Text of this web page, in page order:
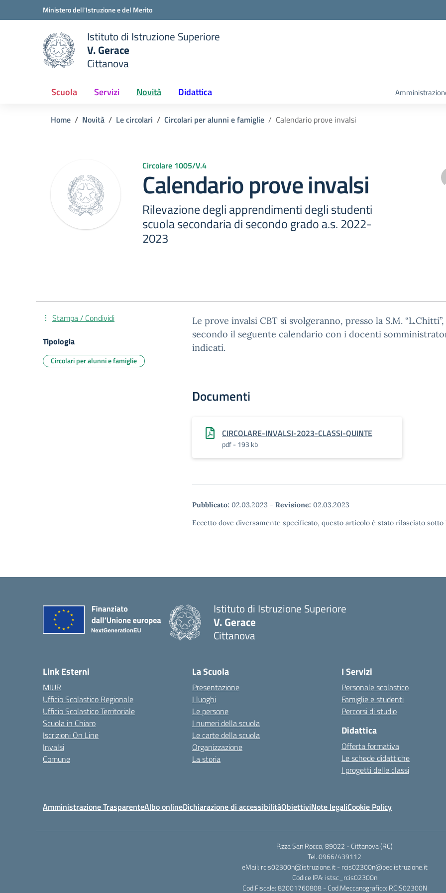
Vai ai contenuti
Vai al menu di navigazioneMinistero dell'Istruzione e del Merito
scuola
Istituto di Istruzione Superiore
V. Gerace
Cittanova
Scuola Servizi Novità Didattica
Home Novità Le circolari Circolari per alunni e famiglie Calendario prove invalsi
Circolare 1005/V.4
Calendario prove invalsi
Rilevazione degli apprendimenti degli studenti
scuola secondaria di secondo grado a.s. 2022-
2023
Le prove invalsi CBT si svolgeranno, presso la S.M. “L.Chitti”,
secondo il seguente calendario con i docenti
indicati.
Documenti
CIRCOLARE-INVALSI-2023-CLASSI-QUINTE
pdf - 193 kb
Pubblicato: 02.03.2023 - Revisione: 02.03.2023
Eccetto dove diversamente specificato, questo articolo è stato rilasciato
Stampa / Condividi
Tipologia
Circolari per alunni e famiglie
Istituto di Istruzione Superiore
V. Gerace
Cittanova
Link Esterni
MIUR
Ufficio Scolastico Regionale
Ufficio Scolastico Territoriale
Scuola in Chiaro
Iscrizioni On Line
Invalsi
Comune
La Scuola
Presentazione
I luoghi
Le persone
I numeri della scuola
Le carte della scuola
Organizzazione
La storia
I Servizi
Personale scolastico
Famiglie e studenti
Percorsi di studio
Didattica
Offerta formativa
Le schede didattiche
I progetti delle classi
Amministrazione TrasparenteAlbo onlineDichiarazione di accessibilitàObiettiviNote legaliCookie Policy
P.zza San Rocco, 89022 - Cittanova (RC)
Tel. 0966/439112
eMail: rcis02300n@istruzione.it - rcis02300n@pec.istruzione.it
Codice IPA: istsc_rcis02300n
Cod.Fiscale: 82001760808 - Cod.Meccanografico: RCIS02300N